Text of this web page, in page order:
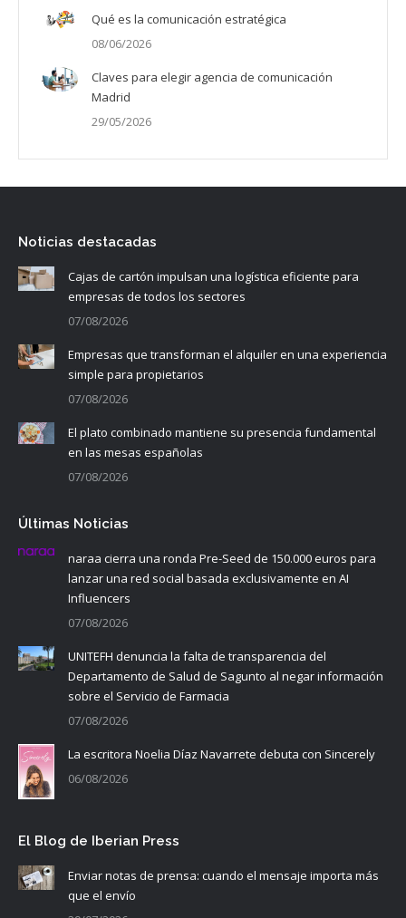
Qué es la comunicación estratégica
08/06/2026
Claves para elegir agencia de comunicación
Madrid
29/05/2026
Noticias destacadas
Cajas de cartón impulsan una logística eficiente para
empresas de todos los sectores
07/08/2026
Empresas que transforman el alquiler en una experiencia
simple para propietarios
07/08/2026
El plato combinado mantiene su presencia fundamental
en las mesas españolas
07/08/2026
Últimas Noticias
naraa cierra una ronda Pre-Seed de 150.000 euros para
lanzar una red social basada exclusivamente en AI
Influencers
07/08/2026
UNITEFH denuncia la falta de transparencia del
Departamento de Salud de Sagunto al negar información
sobre el Servicio de Farmacia
07/08/2026
La escritora Noelia Díaz Navarrete debuta con Sincerely
06/08/2026
El Blog de Iberian Press
Enviar notas de prensa: cuando el mensaje importa más
que el envío